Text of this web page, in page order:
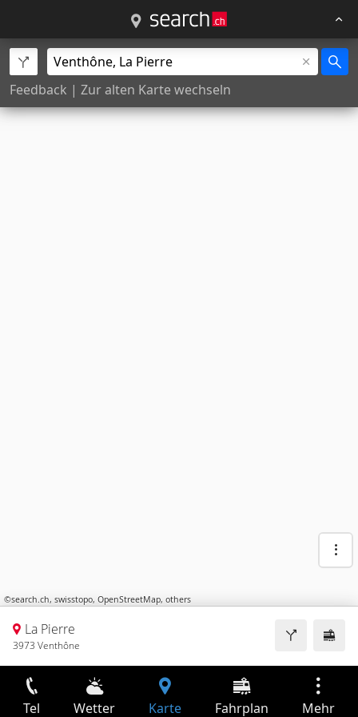
Feedback | Zur alten Karte wechseln
©search.ch, swisstopo, OpenStreetMap, others
La Pierre
3973 Venthône
Tel Wetter Karte Fahrplan Mehr